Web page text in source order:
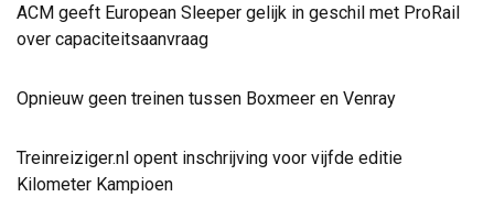
ACM geeft European Sleeper gelijk in geschil met ProRail
over capaciteitsaanvraag
Opnieuw geen treinen tussen Boxmeer en Venray
Treinreiziger.nl opent inschrijving voor vijfde editie
Kilometer Kampioen